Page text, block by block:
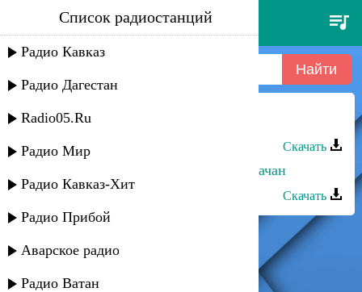
алпият шапиева - шишимай
Список радиостанций
Радио Кавказ
Радио Дагестан
Radio05.Ru
Радио Мир
Радио Кавказ-Хит
Радио Прибой
Аварское радио
Радио Ватан
Алпият Шапиева - Шишимай
Скачать
Алпият Шапиева - Азир зимла варачан
Скачать